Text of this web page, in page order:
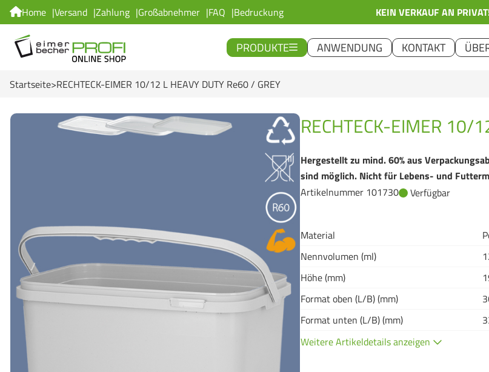
Home Versand Zahlung Großabnehmer FAQ Bedruckung KEIN VERKAUF AN
PRODUKTE ANWENDUNG KONTAKT
Startseite RECHTECK-EIMER 10/12 L HEAVY DUTY Re60 / GREY
RECHTECK-EIMER 10/
Hergestellt zu mind. 60% aus
sind möglich. Nicht für Lebens- und
Artikelnummer 101730
Verfügbar
Material
Nennvolumen (ml)
Höhe (mm)
Format oben (L/B) (mm)
Format unten (L/B) (mm)
Weitere Artikeldetails anzeigen